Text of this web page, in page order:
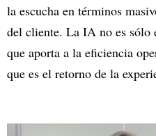
la escucha en términos
del cliente. La IA no es sólo
que aporta a la eficiencia
que es el retorno de la